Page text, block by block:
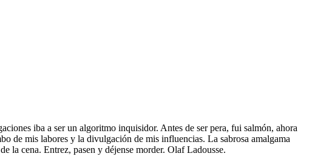
iba a ser un algoritmo inquisidor. Antes de ser pera, fui salmón, ahora
de mis labores y la divulgación de mis influencias. La sabrosa amalgama
la cena. Entrez, pasen y déjense morder. Olaf Ladousse.